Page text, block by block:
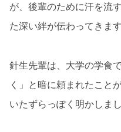
が、後輩のために汗を流
た深い絆が伝わってきます
針生先輩は、大学の学食
く」と暗に頼まれたこと
いたずらっぽく明かしまし